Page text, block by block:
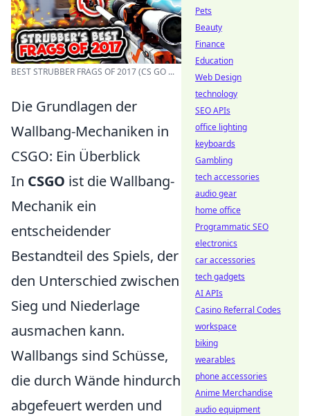
BEST STRUBBER FRAGS OF 2017 (CS GO ...
Die Grundlagen der
Wallbang-Mechaniken in
CSGO: Ein Überblick
In CSGO ist die Wallbang-
Mechanik ein
entscheidender
Bestandteil des Spiels, der
den Unterschied zwischen
Sieg und Niederlage
ausmachen kann.
Wallbangs sind Schüsse,
die durch Wände hindurch
abgefeuert werden und
Pets
Beauty
Finance
Education
Web Design
technology
SEO APIs
office lighting
keyboards
Gambling
tech accessories
audio gear
home office
Programmatic SEO
electronics
car accessories
tech gadgets
AI APIs
Casino Referral Codes
workspace
biking
wearables
phone accessories
Anime Merchandise
audio equipment